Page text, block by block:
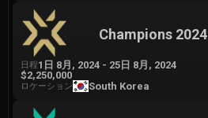
Champions 2024
日程1日 8月, 2024 - 25日 8月, 2024
$2,250,000
ロケーション South Korea